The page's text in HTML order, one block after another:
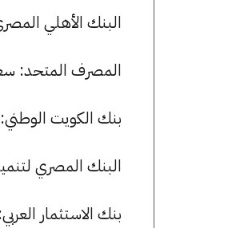
البنك الأهلي المصري: استقر سعر
المصرف المتحد: سعر اليورو الآن 53.61
بنك الكويت الوطني: سعر اليورو
البنك المصري لتنمية
بنك الاستثمار العربي: قيمة